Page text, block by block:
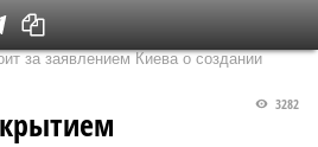
выпуск
за заявлением Киева о создании
3282